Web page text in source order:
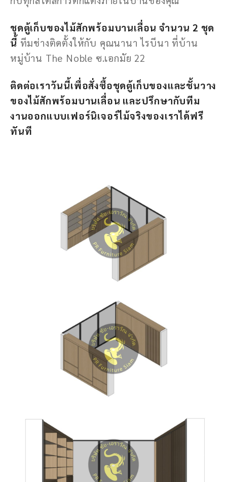
ชุดตู้เก็บของไม้สักพร้อมบานเลื่อน จำนวน 2 ชุด
นี้ ทีมช่างติดตั้งให้กับ คุณนานา ไรบีนา ที่บ้าน
หมู่บ้าน The Noble ซ.เอกมัย 22
ติดต่อเราวันนี้เพื่อสั่งซื้อชุดตู้เก็บของและชั้นวาง
ของไม้สักพร้อมบานเลื่อน และปรึกษากับทีม
งานออกแบบเฟอร์นิเจอร์ไม้จริงของเราได้ฟรี
ทันที